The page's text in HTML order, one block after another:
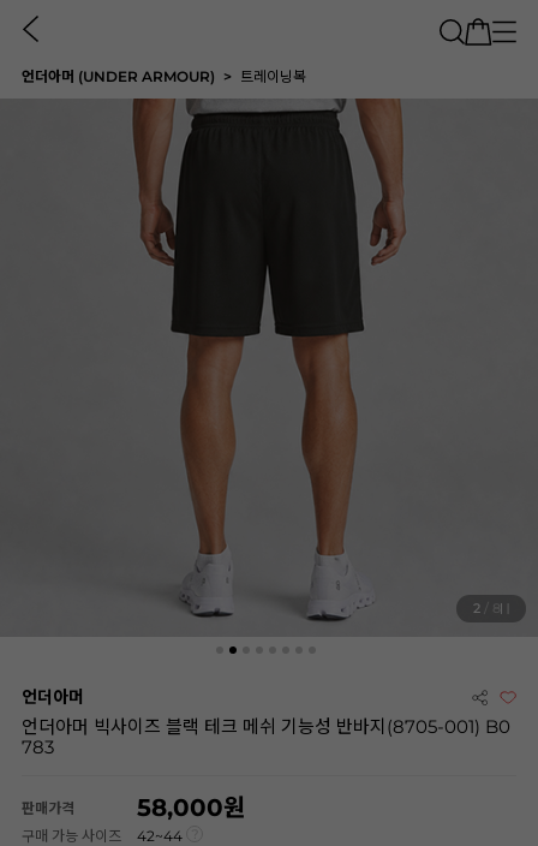
언더아머 (UNDER ARMOUR) 트레이닝복
2 / 8
언더아머
언더아머 빅사이즈 블랙 테크 메쉬 기능성 반바지(8705-001) B0
783
판매가격 58,000
구매 가능 사이즈 42~44